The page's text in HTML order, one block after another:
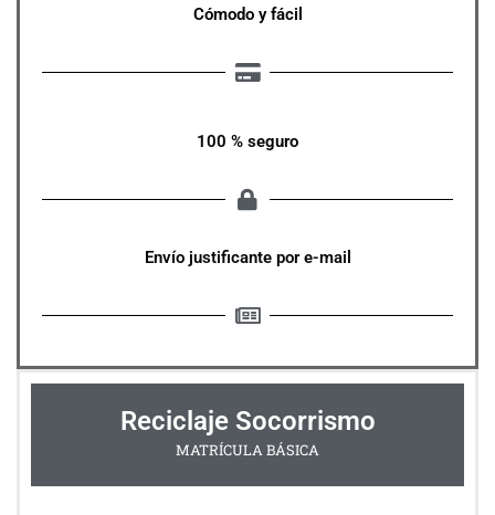
Cómodo y fácil
100 % seguro
Envío justificante por e-mail
Reciclaje Socorrismo
MATRÍCULA BÁSICA